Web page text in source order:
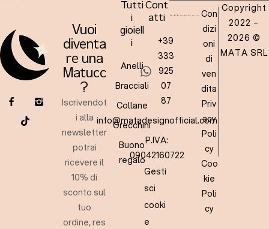
Vuoi
diventa
re una
Matucc
?
Iscrivendot
i alla
newsletter
potrai
ricevere il
10% di
sconto sul
tuo
ordine, res
Tutti
i
gioiell
i
Anelli
Bracciali
Collane
Orecchini
Buono
regalo
Cont
atti
+39
333
925
07
87
info@matadesignofficial.com
P.IVA:
09042160722
Gesti
sci
cooki
e
Con
dizi
oni
di
ven
dita
Priv
acy
Poli
cy
Coo
kie
Poli
cy
Copyright
2022 –
2026 ©
MATA SRL